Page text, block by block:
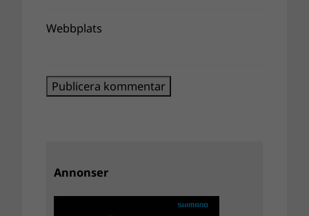
Webbplats
Annonser